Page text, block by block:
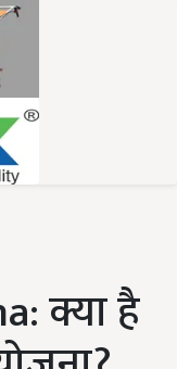
क्या है